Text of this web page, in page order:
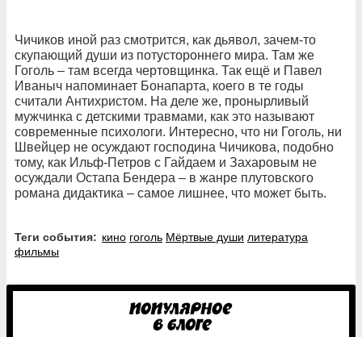
Чичиков иной раз смотрится, как дьявол, зачем-то
скупающий души из потустороннего мира. Там же
Гоголь – там всегда чертовщинка. Так ещё и Павел
Иваныч напоминает Бонапарта, коего в те годы
считали Антихристом. На деле же, пронырливый
мужчинка с детскими травмами, как это называют
современные психологи. Интересно, что ни Гоголь, ни
Швейцер не осуждают господина Чичикова, подобно
тому, как Ильф-Петров с Гайдаем и Захаровым не
осуждали Остапа Бендера – в жанре плутовского
романа дидактика – самое лишнее, что может быть.
Теги события: кино гоголь Мёртвые души литература
фильмы